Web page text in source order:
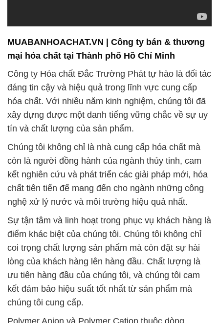
MUABANHOACHAT.VN | Công ty bán & thương
mại hóa chất tại Thành phố Hồ Chí Minh
Công ty Hóa chất Đắc Trường Phát tự hào là đối tác
đáng tin cậy và hiệu quả trong lĩnh vực cung cấp
hóa chất. Với nhiều năm kinh nghiệm, chúng tôi đã
xây dựng được một danh tiếng vững chắc về sự uy
tín và chất lượng của sản phẩm.
Chúng tôi không chỉ là nhà cung cấp hóa chất mà
còn là người đồng hành của ngành thủy tinh, cam
kết nghiên cứu và phát triển các giải pháp mới, hóa
chất tiên tiến để mang đến cho ngành những công
nghệ xử lý nước và môi trường hiệu quả nhất.
Sự tận tâm và linh hoạt trong phục vụ khách hàng là
điểm khác biệt của chúng tôi. Chúng tôi không chỉ
coi trọng chất lượng sản phẩm mà còn đặt sự hài
lòng của khách hàng lên hàng đầu. Chất lượng là
ưu tiên hàng đầu của chúng tôi, và chúng tôi cam
kết đảm bảo hiệu suất tốt nhất từ sản phẩm mà
chúng tôi cung cấp.
Polymer Anion và Polymer Cation thuộc dòng